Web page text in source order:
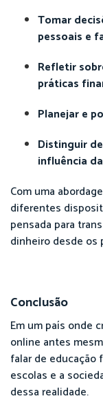
Tomar
pessoais e
Refletir
práticas
Planejar e
Distinguir
influência
Com uma
diferentes
pensada para
dinheiro desde os
Conclusão
Em um país onde
online antes
falar de educação
escolas e a
dessa realidade.